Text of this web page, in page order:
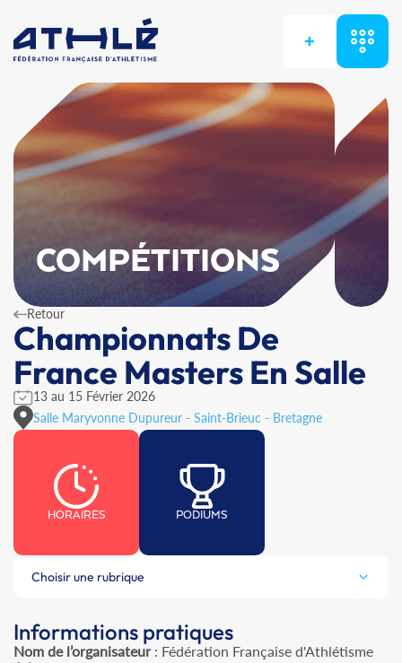
+
COMPÉTITIONS
Retour
Championnats De
France Masters En Salle
13 au 15 Février 2026
Salle Maryvonne Dupureur - Saint-Brieuc - Bretagne
HORAIRES PODIUMS
Choisir une rubrique
Informations pratiques
Nom de l’organisateur: Fédération Française d'Athlétisme